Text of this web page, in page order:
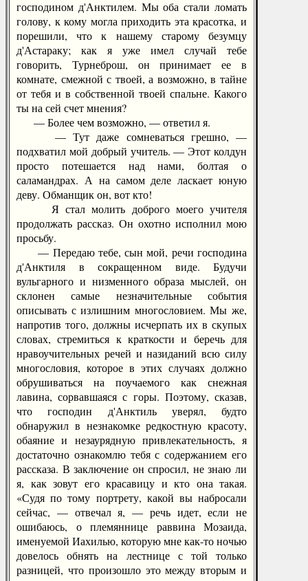
господином д'Анктилем. Мы оба стали ломать
голову, к кому могла приходить эта красотка, и
порешили, что к нашему старому безумцу
д'Астараку; как я уже имел случай тебе
говорить, Турнеброш, он принимает ее в
комнате, смежной с твоей, а возможно, в тайне
от тебя и в собственной твоей спальне. Какого
ты на сей счет мнения?
— Более чем возможно, — ответил я.
— Тут даже сомневаться грешно, —
подхватил мой добрый учитель. — Этот колдун
просто потешается над нами, болтая о
саламандрах. А на самом деле ласкает юную
деву. Обманщик он, вот кто!
Я стал молить доброго моего учителя
продолжать рассказ. Он охотно исполнил мою
просьбу.
— Передаю тебе, сын мой, речи господина
д'Анктиля в сокращенном виде. Будучи
вульгарного и низменного образа мыслей, он
склонен самые незначительные события
описывать с излишним многословием. Мы же,
напротив того, должны исчерпать их в скупых
словах, стремиться к краткости и беречь для
нравоучительных речей и назиданий всю силу
многословия, которое в этих случаях должно
обрушиваться на поучаемого как снежная
лавина, сорвавшаяся с горы. Поэтому, сказав,
что господин д'Анктиль уверял, будто
обнаружил в незнакомке редкостную красоту,
обаяние и незаурядную привлекательность, я
достаточно ознакомлю тебя с содержанием его
рассказа. В заключение он спросил, не знаю ли
я, как зовут его красавицу и кто она такая.
«Судя по тому портрету, какой вы набросали
сейчас, — отвечал я, — речь идет, если не
ошибаюсь, о племяннице раввина Мозаида,
именуемой Иахилью, которую мне как-то ночью
довелось обнять на лестнице с той только
разницей, что произошло это между вторым и